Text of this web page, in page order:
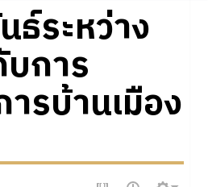
ระหว่าง
การ
รบ้านเมือง